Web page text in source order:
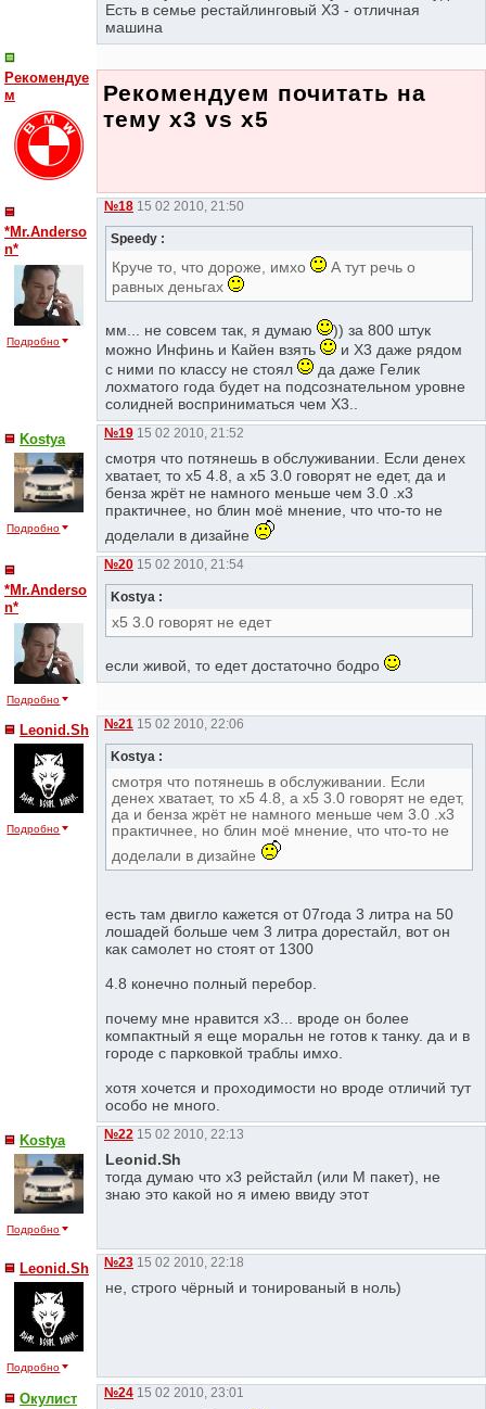
Есть в семье рестайлинговый Х3 - отличная
машина
Рекомендуе
м
Рекомендуем почитать на
тему x3 vs x5
*Mr.Anderso
n*
Подробно
№18 15 02 2010, 21:50
Speedy :
Круче то, что дороже, имхо
А тут речь о
равных деньгах
мм... не совсем так, я думаю
)) за 800 штук
можно Инфинь и Кайен взять
и Х3 даже рядом
с ними по классу не стоял
да даже Гелик
лохматого года будет на подсознательном уровне
солидней восприниматься чем Х3..
Kostya
Подробно
№19 15 02 2010, 21:52
смотря что потянешь в обслуживании. Если денех
хватает, то х5 4.8, а х5 3.0 говорят не едет, да и
бенза жрёт не намного меньше чем 3.0 .х3
практичнее, но блин моё мнение, что что-то не
доделали в дизайне
*Mr.Anderso
n*
Подробно
№20 15 02 2010, 21:54
Kostya :
х5 3.0 говорят не едет
если живой, то едет достаточно бодро
Leonid.Sh
Подробно
№21 15 02 2010, 22:06
Kostya :
смотря что потянешь в обслуживании. Если
денех хватает, то х5 4.8, а х5 3.0 говорят не едет,
да и бенза жрёт не намного меньше чем 3.0 .х3
практичнее, но блин моё мнение, что что-то не
доделали в дизайне
есть там двигло кажется от 07года 3 литра на 50
лошадей больше чем 3 литра дорестайл, вот он
как самолет но стоят от 1300
4.8 конечно полный перебор.
почему мне нравится х3... вроде он более
компактный я еще моральн не готов к танку. да и в
городе с парковкой траблы имхо.
хотя хочется и проходимости но вроде отличий тут
особо не много.
Kostya
Подробно
№22 15 02 2010, 22:13
Leonid.Sh
тогда думаю что х3 рейстайл (или М пакет), не
знаю это какой но я имею ввиду этот
Leonid.Sh
Подробно
№23 15 02 2010, 22:18
не, строго чёрный и тонированый в ноль)
Окулист №24 15 02 2010, 23:01